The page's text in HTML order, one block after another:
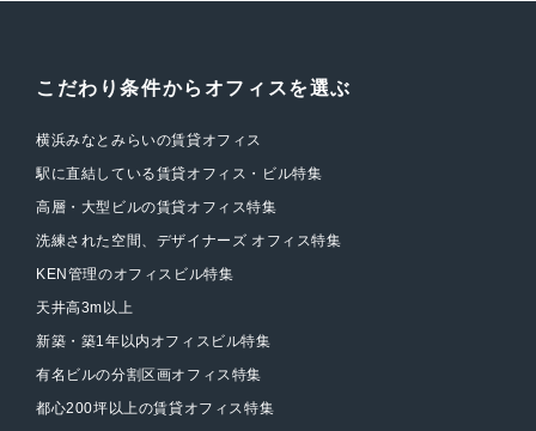
こだわり条件からオフィスを選ぶ
横浜みなとみらいの賃貸オフィス
駅に直結している賃貸オフィス・ビル特集
高層・大型ビルの賃貸オフィス特集
洗練された空間、デザイナーズ オフィス特集
KEN管理のオフィスビル特集
天井高3m以上
新築・築1年以内オフィスビル特集
有名ビルの分割区画オフィス特集
都心200坪以上の賃貸オフィス特集